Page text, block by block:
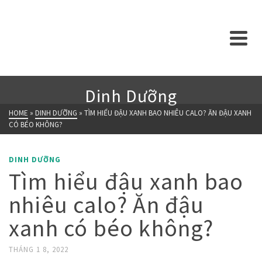
Dinh Dưỡng
HOME » DINH DƯỠNG » TÌM HIỂU ĐẬU XANH BAO NHIÊU CALO? ĂN ĐẬU XANH
CÓ BÉO KHÔNG?
DINH DƯỠNG
Tìm hiểu đậu xanh bao
nhiêu calo? Ăn đậu
xanh có béo không?
THÁNG 1 8, 2022